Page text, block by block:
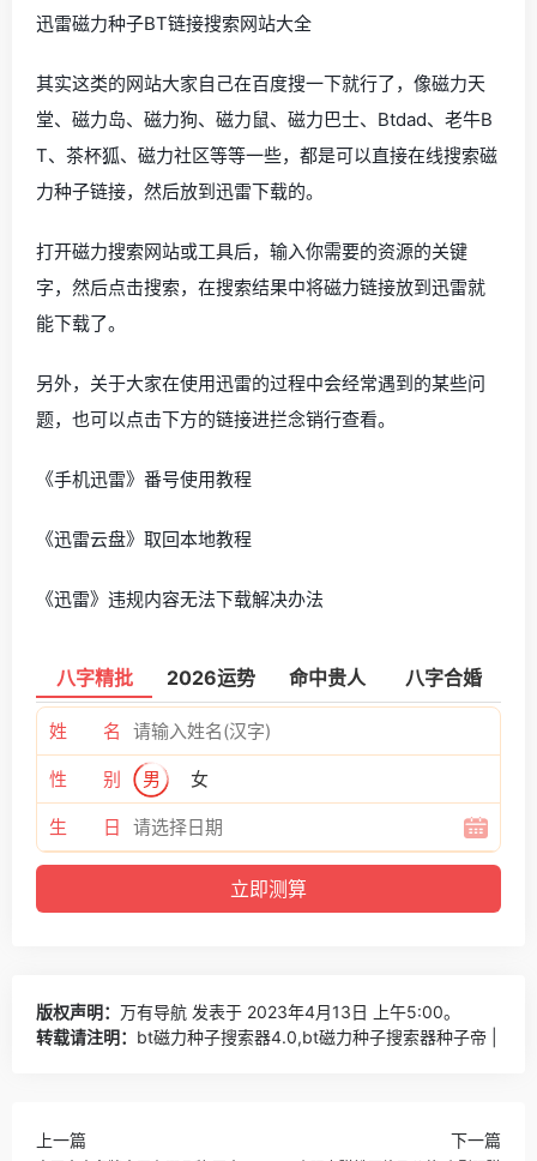
迅雷磁力种子BT链接搜索网站大全
其实这类的网站大家自己在百度搜一下就行了，像磁力天
堂、磁力岛、磁力狗、磁力鼠、磁力巴士、Btdad、老牛B
T、茶杯狐、磁力社区等等一些，都是可以直接在线搜索磁
力种子链接，然后放到迅雷下载的。
打开磁力搜索网站或工具后，输入你需要的资源的关键
字，然后点击搜索，在搜索结果中将磁力链接放到迅雷就
能下载了。
另外，关于大家在使用迅雷的过程中会经常遇到的某些问
题，也可以点击下方的链接进拦念销行查看。
《手机迅雷》番号使用教程
《迅雷云盘》取回本地教程
《迅雷》违规内容无法下载解决办法
八字精批 2026运势 命中贵人 八字合婚
姓 名
性 别 男 女
生 日
版权声明： 万有导航 发表于 2023年4月13日 上午5:00。
转载请注明： bt磁力种子搜索器4.0,bt磁力种子搜索器种子帝 |
上一篇 下一篇